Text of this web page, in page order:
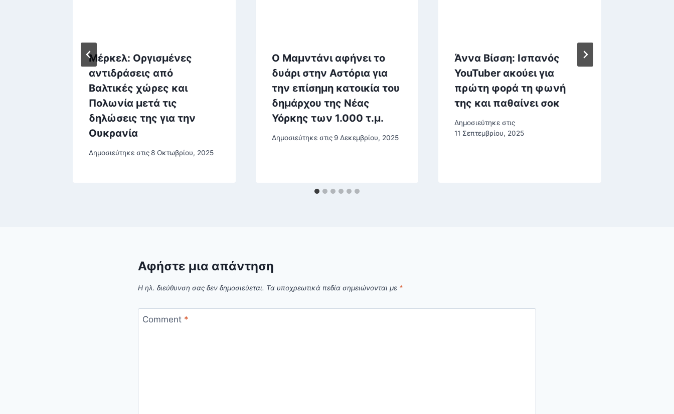
Μέρκελ: Οργισμένες
αντιδράσεις από
Βαλτικές χώρες και
Πολωνία μετά τις
δηλώσεις της για την
Ουκρανία
Δημοσιεύτηκε στις8 Οκτωβρίου, 2025
Ο Μαμντάνι αφήνει το
δυάρι στην Αστόρια για
την επίσημη κατοικία του
δημάρχου της Νέας
Υόρκης των 1.000 τ.μ.
Δημοσιεύτηκε στις 9 Δεκεμβρίου, 2025
Άννα Βίσση: Ισπανός
YouTuber ακούει για
πρώτη φορά τη φωνή
της και παθαίνει σοκ
Δημοσιεύτηκε στις
11 Σεπτεμβρίου, 2025
Αφήστε μια απάντηση
Η ηλ. διεύθυνση σας δεν δημοσιεύεται. Τα υποχρεωτικά πεδία σημειώνονται με *
Comment *